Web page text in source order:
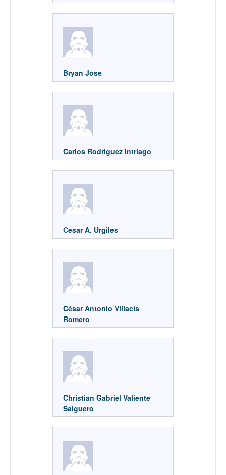
Bryan Jose
Carlos Rodriguez Intriago
Cesar A. Urgiles
César Antonio Villacís
Romero
Christian Gabriel Valiente
Salguero